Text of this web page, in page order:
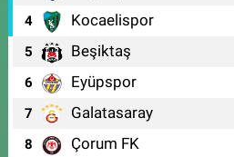
4 Kocaelispor
5 Beşiktaş
6 Eyüpspor
7 Galatasaray
8 Çorum FK